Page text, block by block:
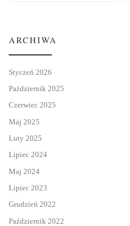
ARCHIWA
Styczeń 2026
Październik 2025
Czerwiec 2025
Maj 2025
Luty 2025
Lipiec 2024
Maj 2024
Lipiec 2023
Grudzień 2022
Październik 2022